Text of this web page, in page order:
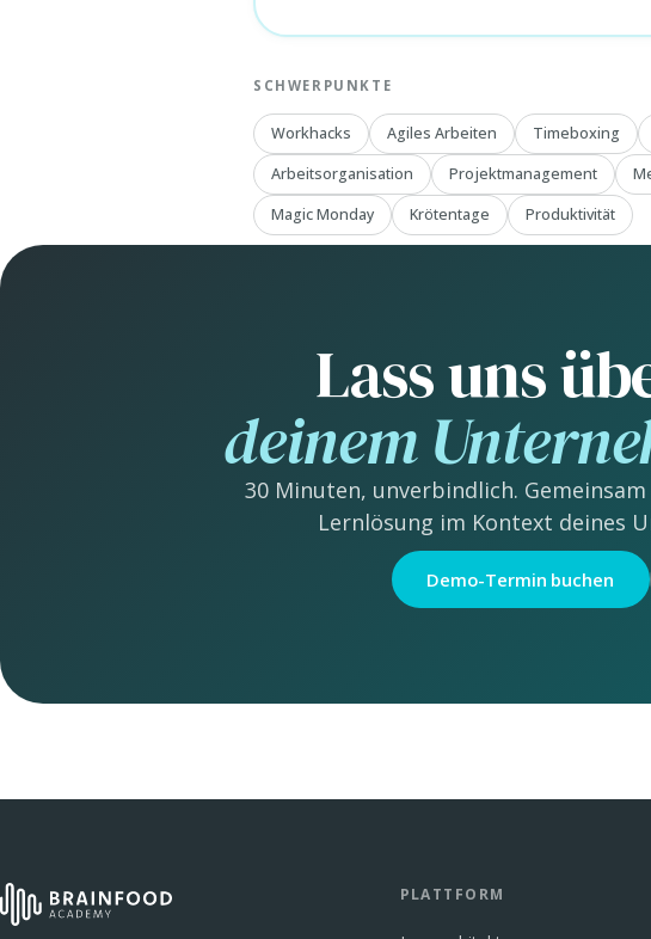
SCHWERPUNKTE
Workhacks Agiles Arbeiten Timeboxing
Arbeitsorganisation
Projektmanagement
Magic Monday
Krötentage Produktivität
Lass uns
deinem
30 Minuten, unverbindlich.
Lernlösung im Kontext deines
Demo-Termin buchen
PLATTFORM